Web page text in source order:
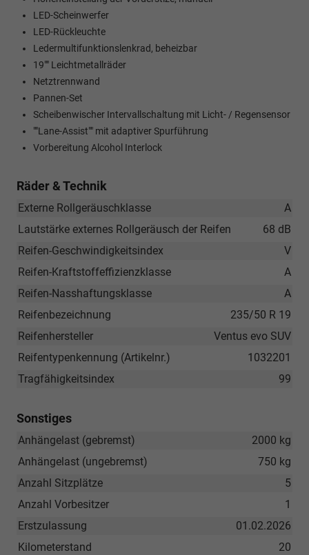
LED-Scheinwerfer
LED-Rückleuchte
Ledermultifunktionslenkrad, beheizbar
19"" Leichtmetallräder
Netztrennwand
Pannen-Set
Scheibenwischer Intervallschaltung mit Licht- / Regensensor
""Lane-Assist"" mit adaptiver Spurführung
Vorbereitung Alcohol Interlock
Räder & Technik
A
Externe Rollgeräuschklasse
68 dB
Lautstärke externes Rollgeräusch der Reifen
V
Reifen-Geschwindigkeitsindex
A
Reifen-Kraftstoffeffizienzklasse
A
Reifen-Nasshaftungsklasse
235/50 R 19
Reifenbezeichnung
Ventus evo SUV
Reifenhersteller
1032201
Reifentypenkennung (Artikelnr.)
99
Tragfähigkeitsindex
Sonstiges
2000 kg
Anhängelast (gebremst)
750 kg
Anhängelast (ungebremst)
5
Anzahl Sitzplätze
1
Anzahl Vorbesitzer
01.02.2026
Erstzulassung
20
Kilometerstand